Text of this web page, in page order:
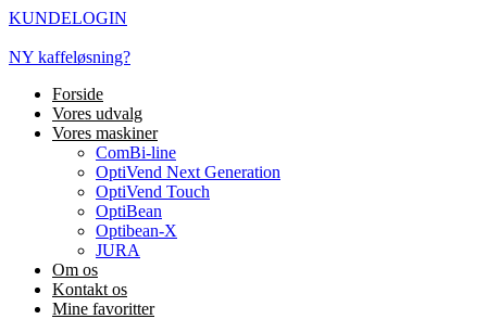
Videre
indhold
KUNDELOGIN
NY kaffeløsning?
Forside
Vores udvalg
Vores maskiner
ComBi-line
OptiVend Next Generation
OptiVend Touch
OptiBean
Optibean-X
JURA
Om os
Kontakt os
Mine favoritter